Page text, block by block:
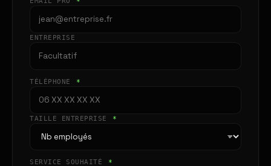
ENTREPRISE
TÉLÉPHONE *
TAILLE ENTREPRISE *
SERVICE SOUHAITÉ *